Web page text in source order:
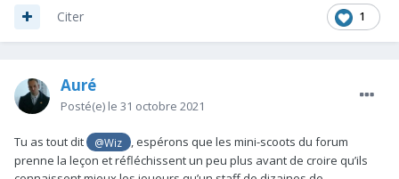
1
Citer
Auré
Posté(e) le 31 octobre 2021
Tu as tout dit @Wiz
, espérons que les mini-scoots du forum
prenne la leçon et réfléchissent un peu plus avant de croire qu’ils